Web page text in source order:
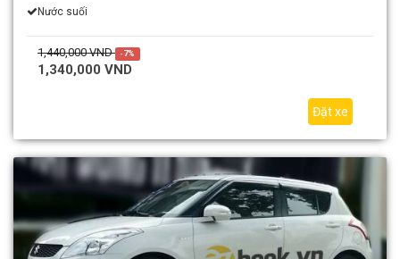
Nước suối
1,440,000 VND -7%
1,340,000 VND
Đặt xe